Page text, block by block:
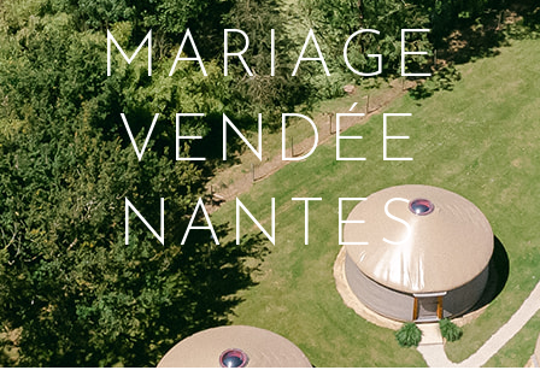
MARIAGE
VENDÉE
NANTES